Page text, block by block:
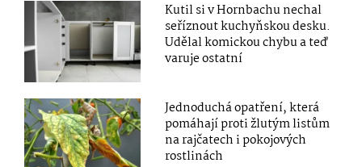
Kutil si v Hornbachu nechal
seříznout kuchyňskou desku.
Udělal komickou chybu a teď
varuje ostatní
Jednoduchá opatření, která
pomáhají proti žlutým listům
na rajčatech i pokojových
rostlinách